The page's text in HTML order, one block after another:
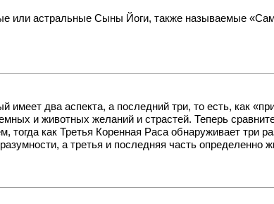
или астральные Сыны Йоги, также называемые
два аспекта, а последний три, то есть, как
и животных желаний и страстей. Теперь
как Третья Коренная Раса обнаруживает три
а третья и последняя часть